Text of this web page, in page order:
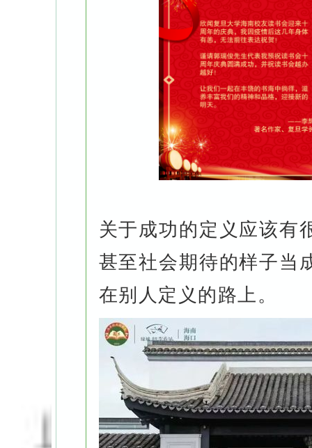
关于成功的定义应该有
甚至社会期待的样子当
在别人定义的路上。